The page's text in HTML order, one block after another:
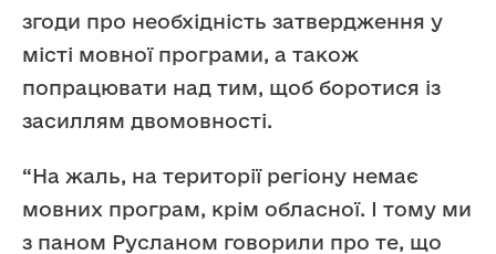
згоди про необхідність затвердження у
місті мовної програми, а також
попрацювати над тим, щоб боротися із
засиллям двомовності.
“На жаль, на території регіону немає
мовних програм, крім обласної. І тому ми
з паном Русланом говорили про те, що